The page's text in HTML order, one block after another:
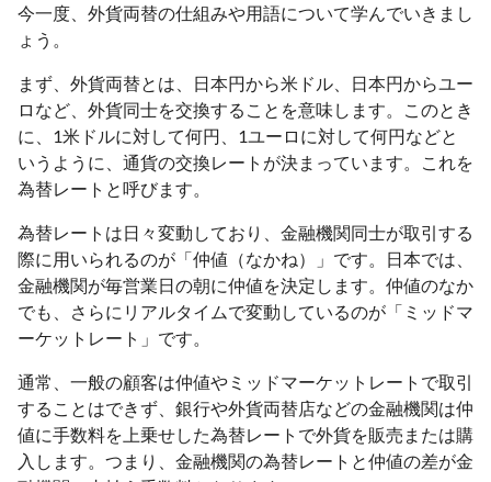
今一度、外貨両替の仕組みや用語について学んでいきまし
ょう。
まず、外貨両替とは、日本円から米ドル、日本円からユー
ロなど、外貨同士を交換することを意味します。このとき
に、1米ドルに対して何円、1ユーロに対して何円などと
いうように、通貨の交換レートが決まっています。これを
為替レートと呼びます。
為替レートは日々変動しており、金融機関同士が取引する
際に用いられるのが「仲値（なかね）」です。日本では、
金融機関が毎営業日の朝に仲値を決定します。仲値のなか
でも、さらにリアルタイムで変動しているのが「ミッドマ
ーケットレート」です。
通常、一般の顧客は仲値やミッドマーケットレートで取引
することはできず、銀行や外貨両替店などの金融機関は仲
値に手数料を上乗せした為替レートで外貨を販売または購
入します。つまり、金融機関の為替レートと仲値の差が金